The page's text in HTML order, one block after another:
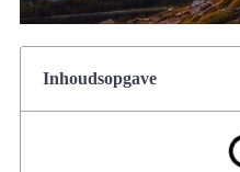
Inhoudsopgave